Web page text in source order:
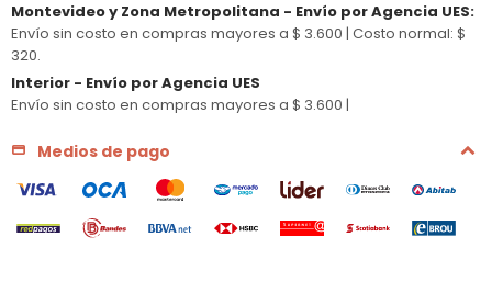
Montevideo y Zona Metropolitana - Envío por Agencia UES:
Envío sin costo en compras mayores a $ 3.600 | Costo normal: $
320.
Interior - Envío por Agencia UES
Envío sin costo en compras mayores a $ 3.600 |
Medios de pago